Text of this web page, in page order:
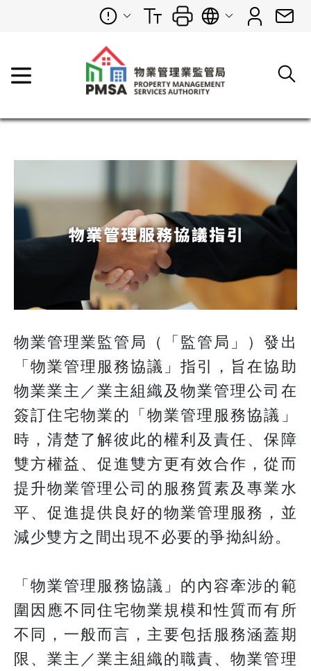
物業管理業監管局（「監管局」）發出
「物業管理服務協議」指引，旨在協助
物業業主／業主組織及物業管理公司在
簽訂住宅物業的「物業管理服務協議」
時，清楚了解彼此的權利及責任、保障
雙方權益、促進雙方更有效合作，從而
提升物業管理公司的服務質素及專業水
平、促進提供良好的物業管理服務，並
減少雙方之間出現不必要的爭拗糾紛。
「物業管理服務協議」的內容牽涉的範
圍因應不同住宅物業規模和性質而有所
不同，一般而言，主要包括服務涵蓋期
限、業主／業主組織的職責、物業管理